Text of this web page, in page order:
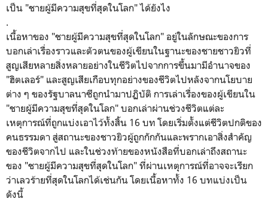
เป็น "ชายผู้มีความสุขที่สุดในโลก" ได้ยังไง
.
เนื้อหาของ "ชายผู้มีความสุขที่สุดในโลก" อยู่ในลักษณะของการ
บอกเล่าเรื่องราวและตัวตนของผู้เขียนในฐานะของชายชาวยิวที่
สูญเสียหลายสิ่งหลายอย่างในชีวิตไปจากการขึ้นมามีอำนาจของ
"ฮิตเลอร์" และสูญเสียเกือบทุกอย่างของชีวิตไปหลังจากนโยบาย
ต่าง ๆ ของรัฐบาลนาซีถูกนำมาปฏิบัติ การเล่าเรื่องของผู้เขียนใน
"ชายผู้มีความสุขที่สุดในโลก" บอกเล่าผ่านช่วงชีวิตแต่ละ
เหตุการณ์ที่ถูกแบ่งเอาไว้ทั้งสิ้น 16 บท โดยเริ่มตั้งแต่ชีวิตปกติของ
คนธรรมดา สู่สถานะของชาวยิวผู้ถูกกักกันและพรากเอาสิ่งสำคัญ
ของชีวิตจากไป และในช่วงท้ายของหนังสือที่บอกเล่าถึงสถานะ
ของ "ชายผู้มีความสุขที่สุดในโลก" ที่ผ่านเหตุการณ์ที่อาจจะเรียก
ว่าเลวร้ายที่สุดในโลกได้เช่นกัน โดยเนื้อหาทั้ง 16 บทแบ่งเป็น
ดังนี้